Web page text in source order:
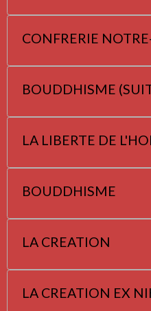
CONFRERIE
BOUDDHISME
LA LIBERTE DE
BOUDDHISME
LA CREATION
LA CREATION EX